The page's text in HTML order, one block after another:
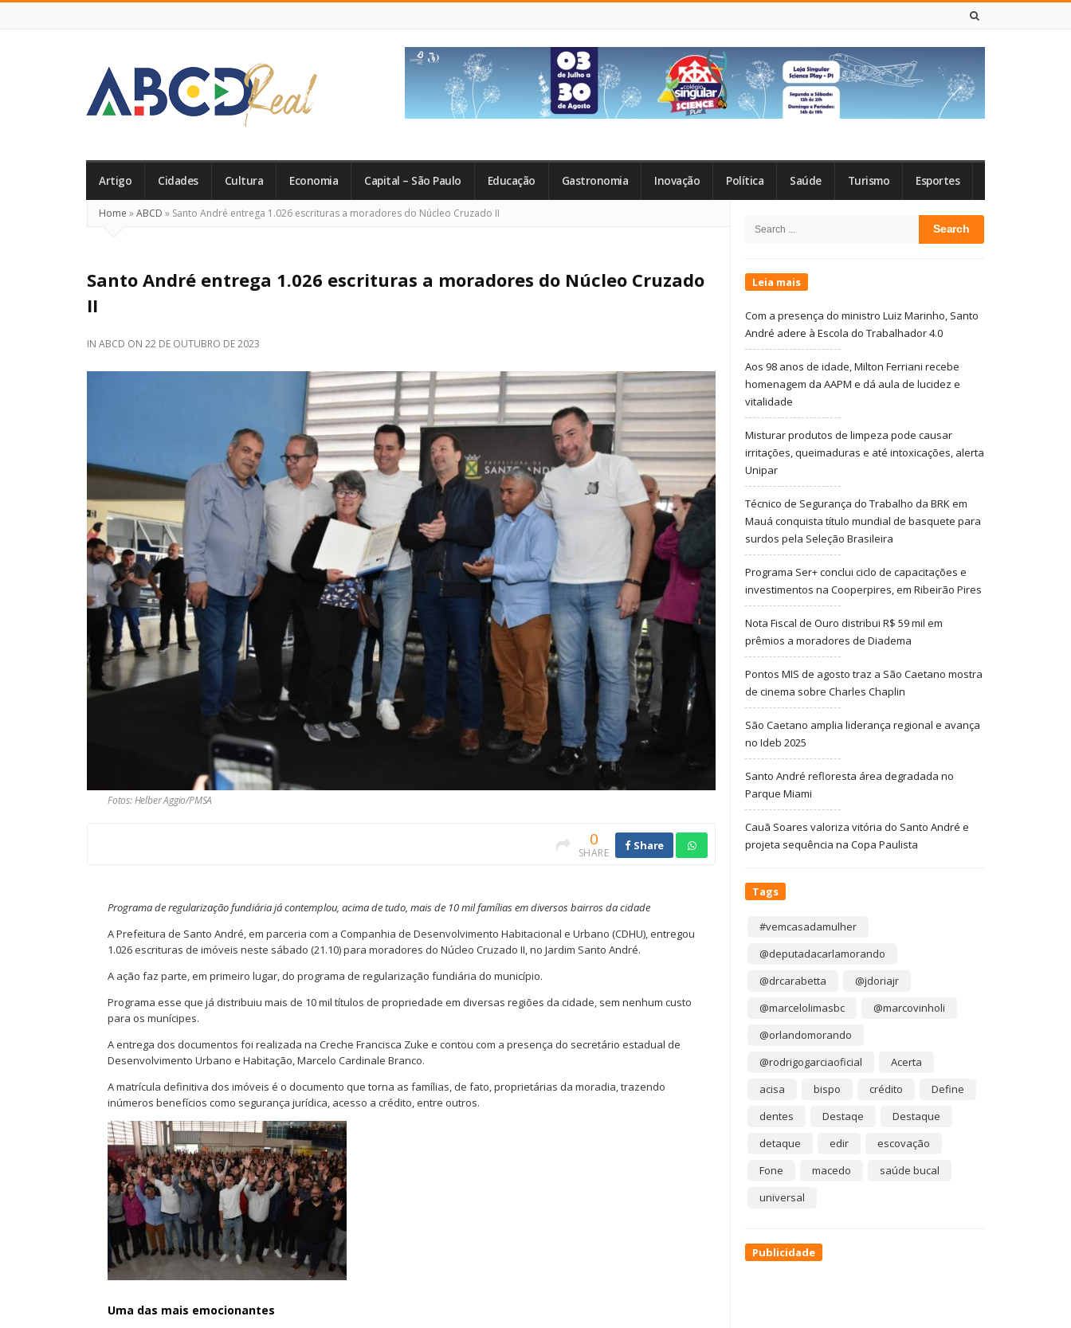
Real
Artigo Cidades Cultura Economia Capital – São Paulo Educação Gastronomia Inovação Política Saúde Turismo Esportes
Home »ABCD » Santo André entrega 1.026 escrituras a moradores do Núcleo Cruzado II
Santo André entrega 1.026 escrituras a moradores do Núcleo Cruzado
II
IN ABCD ON 22 DE OUTUBRO DE 2023
Fotos: Helber Aggio/PMSA
0
SHARE
Share
Programa de regularização fundiária já contemplou, acima de tudo, mais de 10 mil famílias em diversos bairros da cidade
A Prefeitura de Santo André, em parceria com a Companhia de Desenvolvimento Habitacional e Urbano (CDHU), entregou
1.026 escrituras de imóveis neste sábado (21.10) para moradores do Núcleo Cruzado II, no Jardim Santo André.
A ação faz parte, em primeiro lugar, do programa de regularização fundiária do município.
Programa esse que já distribuiu mais de 10 mil títulos de propriedade em diversas regiões da cidade, sem nenhum custo
para os munícipes.
A entrega dos documentos foi realizada na Creche Francisca Zuke e contou com a presença do secretário estadual de
Desenvolvimento Urbano e Habitação, Marcelo Cardinale Branco.
A matrícula definitiva dos imóveis é o documento que torna as famílias, de fato, proprietárias da moradia, trazendo
inúmeros benefícios como segurança jurídica, acesso a crédito, entre outros.
Uma das mais emocionantes
Sidebar
Search
Leia mais
Com a presença do ministro Luiz Marinho, Santo
André adere à Escola do Trabalhador 4.0
Aos 98 anos de idade, Milton Ferriani recebe
homenagem da AAPM e dá aula de lucidez e
vitalidade
Misturar produtos de limpeza pode causar
irritações, queimaduras e até intoxicações, alerta
Unipar
Técnico de Segurança do Trabalho da BRK em
Mauá conquista título mundial de basquete para
surdos pela Seleção Brasileira
Programa Ser+ conclui ciclo de capacitações e
investimentos na Cooperpires, em Ribeirão Pires
Nota Fiscal de Ouro distribui R$ 59 mil em
prêmios a moradores de Diadema
Pontos MIS de agosto traz a São Caetano mostra
de cinema sobre Charles Chaplin
São Caetano amplia liderança regional e avança
no Ideb 2025
Santo André refloresta área degradada no
Parque Miami
Cauã Soares valoriza vitória do Santo André e
projeta sequência na Copa Paulista
Tags
#vemcasadamulher
@deputadacarlamorando
@drcarabetta
@jdoriajr
@marcelolimasbc
@marcovinholi
@orlandomorando
@rodrigogarciaoficial
Acerta
acisa
bispo crédito
Define
dentes
Destaqe
Destaque
detaque
edir
escovação
Fone
macedo
saúde bucal
universal
Publicidade